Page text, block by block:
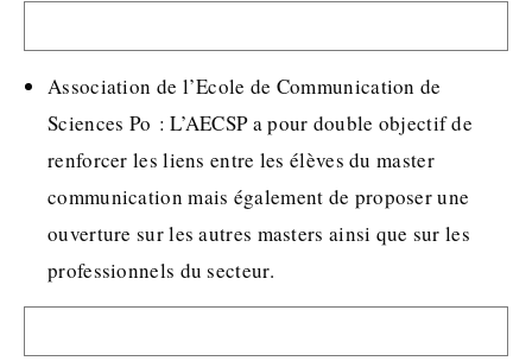
Association de l’Ecole de Communication de
Sciences Po : L’AECSP a pour double objectif de
renforcer les liens entre les élèves du master
communication mais également de proposer une
ouverture sur les autres masters ainsi que sur les
professionnels du secteur.